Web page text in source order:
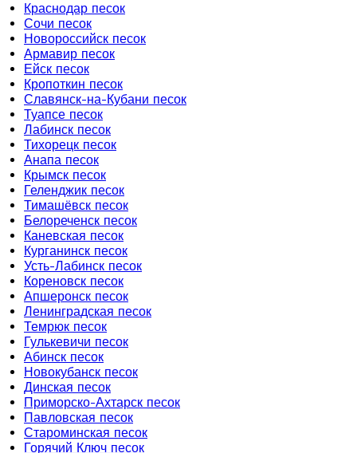
Краснодар песок
Сочи песок
Новороссийск песок
Армавир песок
Ейск песок
Кропоткин песок
Славянск-на-Кубани песок
Туапсе песок
Лабинск песок
Тихорецк песок
Анапа песок
Крымск песок
Геленджик песок
Тимашёвск песок
Белореченск песок
Каневская песок
Курганинск песок
Усть-Лабинск песок
Кореновск песок
Апшеронск песок
Ленинградская песок
Темрюк песок
Гулькевичи песок
Абинск песок
Новокубанск песок
Динская песок
Приморско-Ахтарск песок
Павловская песок
Староминская песок
Горячий Ключ песок